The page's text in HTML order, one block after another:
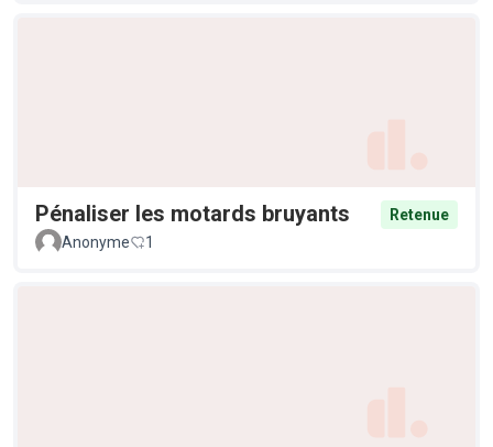
Pénaliser les motards bruyants
Retenue
Anonyme
1